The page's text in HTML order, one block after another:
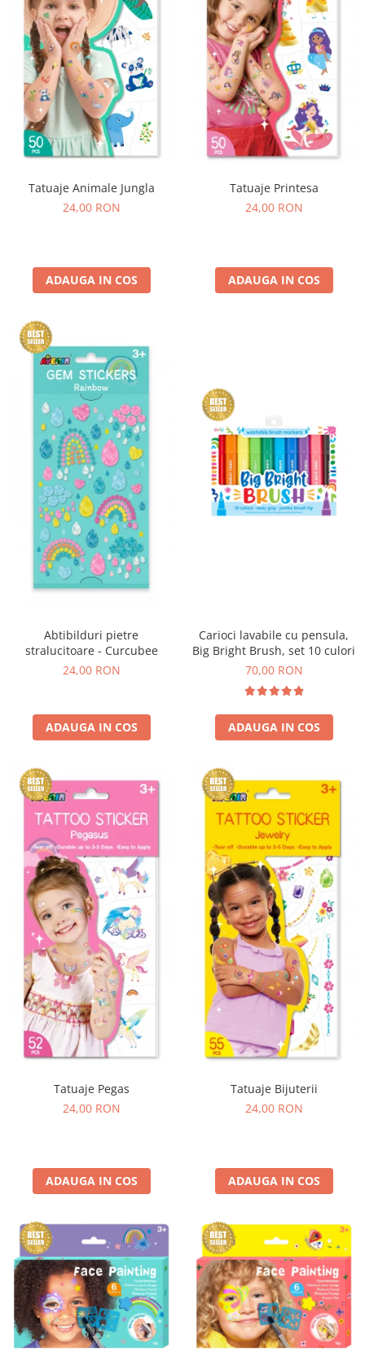
Jucarii dentitie
Jucarii Senzoriale
Teatru de papusi
Umbrele
Stilouri
Tempera și acuarele
Tatuaje Animale Jungla
24,00 RON
ADAUGA IN COS
Tatuaje Printesa
24,00 RON
ADAUGA IN COS
Abtibilduri pietre
stralucitoare - Curcubee
24,00 RON
ADAUGA IN COS
Carioci lavabile cu pensula,
Big Bright Brush, set 10 culori
70,00 RON
ADAUGA IN COS
Tatuaje Pegas
24,00 RON
ADAUGA IN COS
Tatuaje Bijuterii
24,00 RON
ADAUGA IN COS